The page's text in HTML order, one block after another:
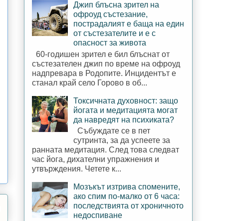
Джип блъсна зрител на
офроуд състезание,
пострадалият е баща на един
от състезателите и е с
опасност за живота
60-годишен зрител е бил блъснат от
състезателен джип по време на офроуд
надпревара в Родопите. Инцидентът е
станал край село Горово в об...
Токсичната духовност: защо
йогата и медитацията могат
да навредят на психиката?
Събуждате се в пет
сутринта, за да успеете за
ранната медитация. След това следват
час йога, дихателни упражнения и
утвърждения. Четете к...
Мозъкът изтрива спомените,
ако спим по-малко от 6 часа:
последствията от хроничното
недоспиване